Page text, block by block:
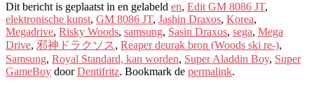
Dit bericht is geplaatst in en gelabeld en, Edit GM 8086 JT,
elektronische kunst, GM 8086 JT, Jashin Draxos, Korea,
Megadrive, Risky Woods, samsung, Sasin Draxos, sega, Mega
Drive, 邪神ドラクソス, Reaper deurak bron (Woods ski re-),
Samsung, Royal Standard, kan worden, Super Aladdin Boy, Super
GameBoy doorDentifritz. Bookmark de permalink.